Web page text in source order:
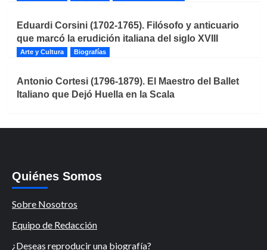
Eduardi Corsini (1702-1765). Filósofo y anticuario
que marcó la erudición italiana del siglo XVIII
Arte y Cultura Biografías
Antonio Cortesi (1796-1879). El Maestro del Ballet
Italiano que Dejó Huella en la Scala
Quiénes Somos
Sobre Nosotros
Equipo de Redacción
¿Deseas reproducir una biografía?